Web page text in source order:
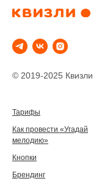
© 2019-2025 Квизли
Тарифы
Как провести «Угадай
мелодию»
Кнопки
Брендинг